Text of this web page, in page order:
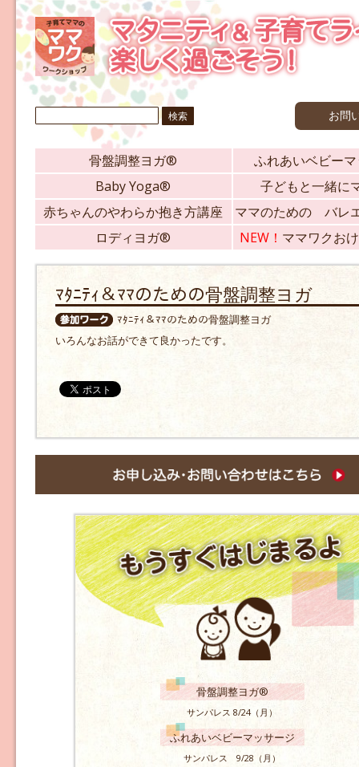
検
索: お問
骨盤調整ヨガ®
ふれあいベビー
Baby Yoga®
子どもと一緒に
赤ちゃんのやわらか抱き方講座
ママのための バレ
ロディヨガ®
NEW！ ママワクお
ﾏﾀﾆﾃｨ＆ﾏﾏのための骨盤調整ヨガ
ﾏﾀﾆﾃｨ＆ﾏﾏのための骨盤調整ヨガ
いろんなお話ができて良かったです。
骨盤調整ヨガ®
サンパレス 8/24（月）
ふれあいベビーマッサージ
サンパレス 9/28（月）